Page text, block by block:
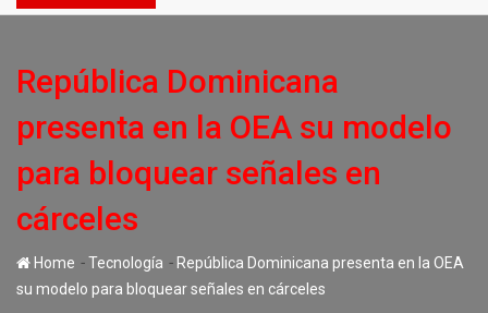
República Dominicana
presenta en la OEA su modelo
para bloquear señales en
cárceles
Home -Tecnología - República Dominicana presenta en la OEA
su modelo para bloquear señales en cárceles